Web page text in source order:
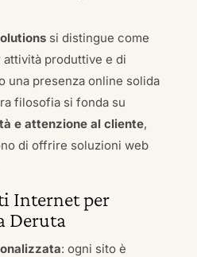
si distingue come
produttive e di
una presenza online solida
filosofia si fonda su
e attenzione al cliente,
di offrire soluzioni web
Internet per
Deruta
: ogni sito è